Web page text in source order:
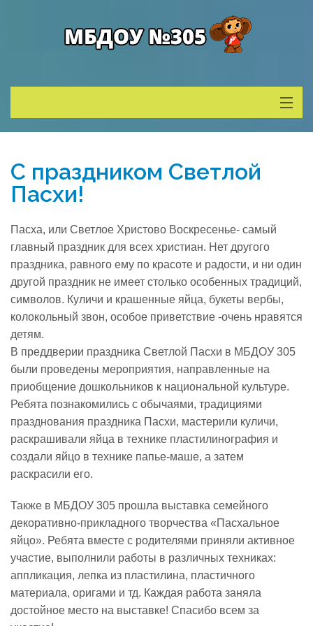
Деятельность
Родителям
Учитель года
Противодействие коррупции
Реализация соц заказа
Напишите нам
С праздником Светлой
Пасхи!
Пасха, или Светлое Христово Воскресенье- самый
главный праздник для всех христиан. Нет другого
праздника, равного ему по красоте и радости, и ни один
другой праздник не имеет столько особенных традиций,
символов. Куличи и крашенные яйца, букеты вербы,
колокольный звон, особое приветствие -очень нравятся
детям.
В преддверии праздника Светлой Пасхи в МБДОУ 305
были проведены мероприятия, направленные на
приобщение дошкольников к национальной культуре.
Ребята познакомились с обычаями, традициями
празднования праздника Пасхи, мастерили куличи,
раскрашивали яйца в технике пластилинография и
создали яйцо в технике папье-маше, а затем
раскрасили его.
Также в МБДОУ 305 прошла выставка семейного
декоративно-прикладного творчества «Пасхальное
яйцо». Ребята вместе с родителями приняли активное
участие, выполнили работы в различных техниках:
аппликация, лепка из пластилина, пластичного
материала, оригами и тд. Каждая работа заняла
достойное место на выставке! Спасибо всем за